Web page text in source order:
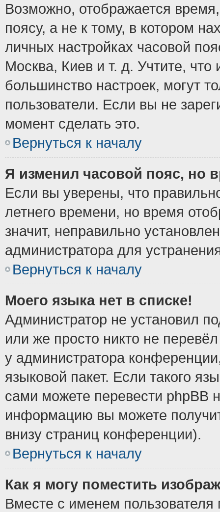
Возможно, отображается
поясу, а не к тому, в котором
личных настройках часовой
Москва, Киев и т. д. Учтите, что
большинство настроек, могут
пользователи. Если вы не
момент сделать это.
Вернуться к началу
Я изменил часовой пояс, но
Если вы уверены, что
летнего времени, но время
значит, неправильно
администратора для
Вернуться к началу
Моего языка нет в списке!
Администратор не установил
или же просто никто не
у администратора
языковой пакет. Если такого
сами можете перевести phpBB
информацию вы можете
внизу страниц конференции).
Вернуться к началу
Как я могу поместить
Вместе с именем пользователя